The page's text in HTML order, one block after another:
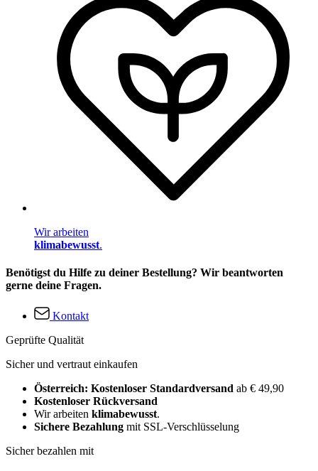
Wir arbeiten
klimabewusst.
Benötigst du Hilfe zu deiner Bestellung? Wir beantworten
gerne deine Fragen.
Kontakt
Geprüfte Qualität
Sicher und vertraut einkaufen
Österreich: Kostenloser Standardversand ab € 49,90
Kostenloser Rückversand
Wir arbeiten klimabewusst.
Sichere Bezahlung mit SSL-Verschlüsselung
Sicher bezahlen mit